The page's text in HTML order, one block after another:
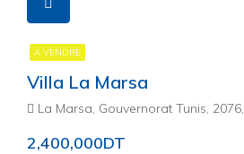
A VENDRE
Villa La Marsa
La Marsa, Gouvernorat Tunis,
2,400,000DT